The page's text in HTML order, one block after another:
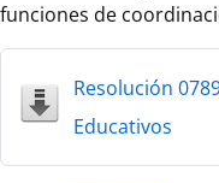
funciones de
Resolución
Educativos